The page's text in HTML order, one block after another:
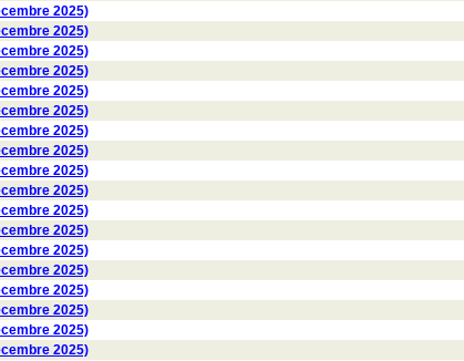
2025)
2025)
2025)
2025)
2025)
2025)
2025)
2025)
2025)
2025)
2025)
2025)
2025)
2025)
2025)
2025)
2025)
2025)